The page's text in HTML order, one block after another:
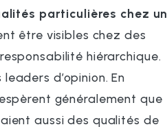
particulières chez un
être visibles chez des
hiérarchique.
d’opinion. En
généralement que
aussi des qualités de